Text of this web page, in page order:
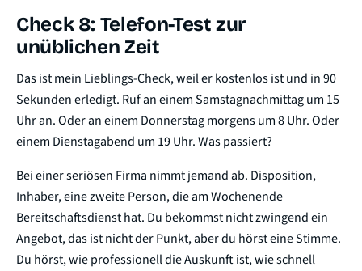
Check 8: Telefon-Test zur
unüblichen Zeit
Das ist mein Lieblings-Check, weil er kostenlos ist und in 90
Sekunden erledigt. Ruf an einem Samstagnachmittag um 15
Uhr an. Oder an einem Donnerstag morgens um 8 Uhr. Oder
einem Dienstagabend um 19 Uhr. Was passiert?
Bei einer seriösen Firma nimmt jemand ab. Disposition,
Inhaber, eine zweite Person, die am Wochenende
Bereitschaftsdienst hat. Du bekommst nicht zwingend ein
Angebot, das ist nicht der Punkt, aber du hörst eine Stimme.
Du hörst, wie professionell die Auskunft ist, wie schnell